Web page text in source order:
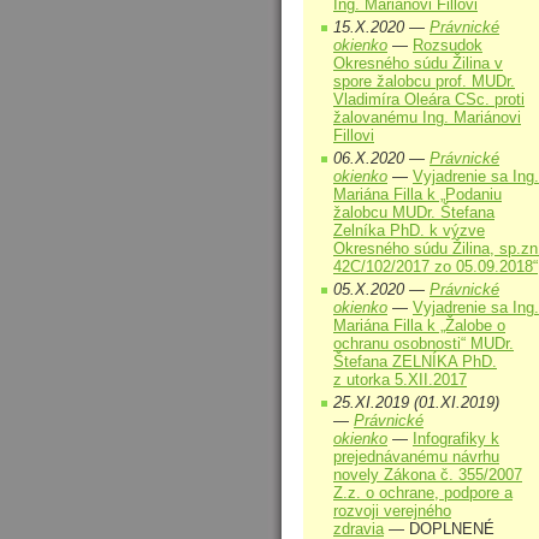
Ing. Mariánovi Fillovi
15.X.2020 — Právnické
okienko — Rozsudok
Okresného súdu Žilina v
spore žalobcu prof. MUDr.
Vladimíra Oleára CSc. proti
žalovanému Ing. Mariánovi
Fillovi
06.X.2020 — Právnické
okienko — Vyjadrenie sa Ing.
Mariána Filla k „Podaniu
žalobcu MUDr. Štefana
Zelníka PhD. k výzve
Okresného súdu Žilina,
42C/102/2017 zo 05.09.2018“
05.X.2020 — Právnické
okienko — Vyjadrenie sa Ing.
Mariána Filla k „Žalobe o
ochranu osobnosti“ MUDr.
Štefana ZELNÍKA PhD.
z utorka 5.XII.2017
25.XI.2019 (01.XI.2019)
— Právnické
okienko — Infografiky k
prejednávanému návrhu
novely Zákona č. 355/2007
Z.z. o ochrane, podpore a
rozvoji verejného
zdravia— DOPLNENÉ